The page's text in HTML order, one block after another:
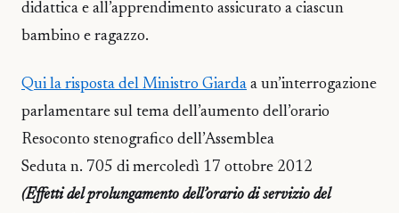
didattica e all’apprendimento assicurato a ciascun
bambino e ragazzo.
Qui la risposta del Ministro Giarda a un’interrogazione
parlamentare sul tema dell’aumento dell’orario
Resoconto stenografico dell’Assemblea
Seduta n. 705 di mercoledì 17 ottobre 2012
(Effetti del prolungamento dell’orario di servizio del